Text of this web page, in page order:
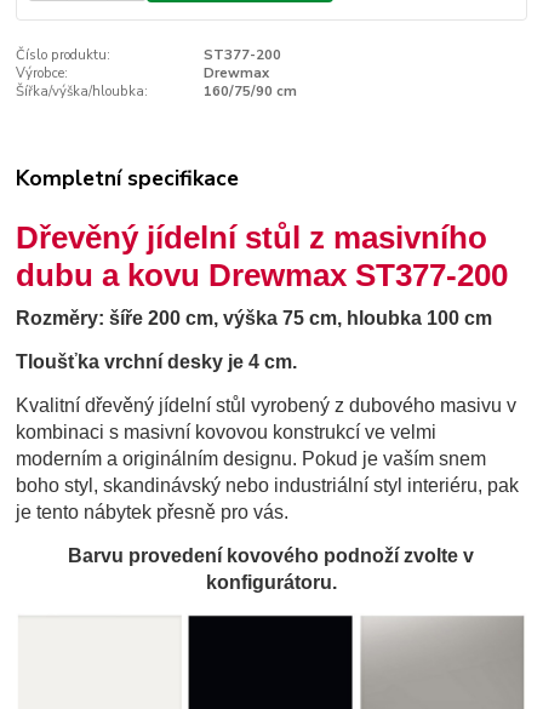
Číslo produktu:
ST377-200
Výrobce:
Drewmax
Šířka/výška/hloubka:
160/75/90 cm
Kompletní specifikace
Dřevěný jídelní stůl z masivního
dubu a kovu Drewmax ST377-200
Rozměry:šíře 200 cm, výška 75 cm, hloubka 100 cm
Tloušťka vrchní desky je 4 cm.
Kvalitní dřevěný jídelní stůl vyrobený z dubového masivu v
kombinaci s masivní kovovou konstrukcí ve velmi
moderním a originálním designu. Pokud je vaším snem
boho styl, skandinávský nebo industriální styl interiéru, pak
je tento nábytek přesně pro vás.
Barvu provedení kovového podnoží zvolte v
konfigurátoru.